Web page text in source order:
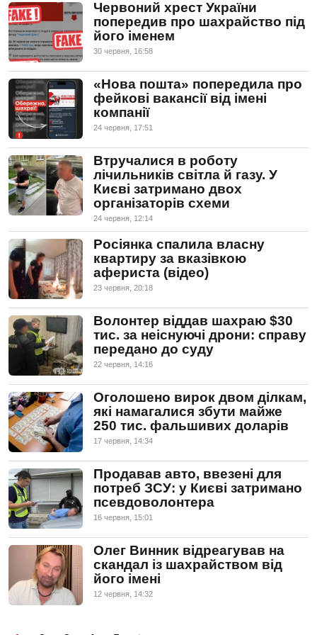
Червоний хрест України
попередив про шахрайство під
його іменем
30 червня, 16:58
«Нова пошта» попередила про
фейкові вакансії від імені
компанії
24 червня, 17:51
Втручалися в роботу
лічильників світла й газу. У
Києві затримано двох
організаторів схеми
24 червня, 12:14
Росіянка спалила власну
квартиру за вказівкою
афериста (відео)
23 червня, 20:18
Волонтер віддав шахраю $30
тис. за неіснуючі дрони: справу
передано до суду
22 червня, 14:16
Оголошено вирок двом ділкам,
які намагалися збути майже
250 тис. фальшивих доларів
17 червня, 14:34
Продавав авто, ввезені для
потреб ЗСУ: у Києві затримано
псевдоволонтера
16 червня, 15:01
Олег Винник відреагував на
скандал із шахрайством від
його імені
12 червня, 14:32